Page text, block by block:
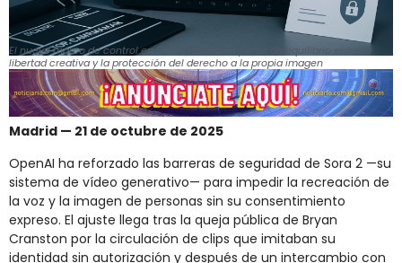
El nuevo marco de control en Sora 2 marca un punto de equilibrio entre la
libertad creativa y la protección del derecho a la propia imagen
Madrid — 21 de octubre de 2025
OpenAI ha reforzado las barreras de seguridad de Sora 2 —su
sistema de vídeo generativo— para impedir la recreación de
la voz y la imagen de personas sin su consentimiento
expreso. El ajuste llega tras la queja pública de Bryan
Cranston por la circulación de clips que imitaban su
identidad sin autorización y después de un intercambio con